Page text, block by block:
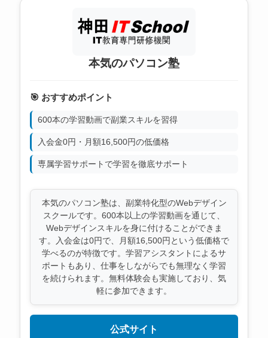
本気のパソコン塾
🎯 おすすめポイント
600本の学習動画で副業スキルを習得
入会金0円・月額16,500円の低価格
専属学習サポートで学習を徹底サポート
本気のパソコン塾は、副業特化型のWebデザイン
スクールです。600本以上の学習動画を通じて、
Webデザインスキルを身に付けることができま
す。入会金は0円で、月額16,500円という低価格で
学べるのが特徴です。学習アシスタントによるサ
ポートもあり、仕事をしながらでも無理なく学習
を続けられます。無料体験会も実施しており、気
軽に参加できます。
公式サイト